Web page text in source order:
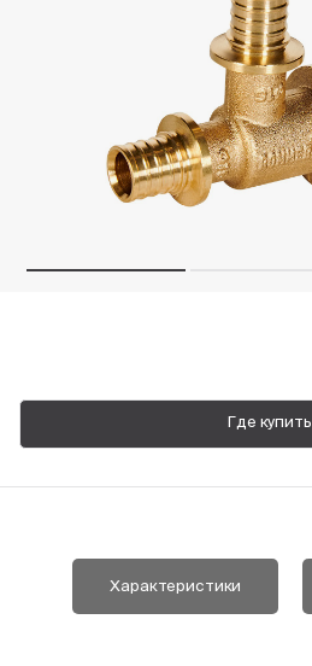
Пн-Пт, 9:00—18:00
Где купить
Характеристики